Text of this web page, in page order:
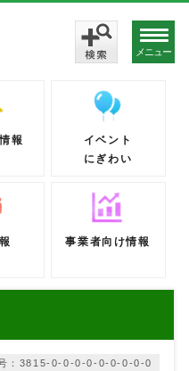
メニュー
報
イベント
にぎわい
事業者向け情報
：3815-0-0-0-0-0-0-0-0-0